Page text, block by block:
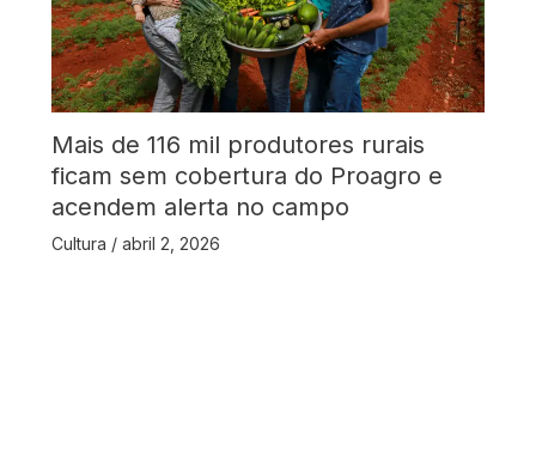
Mais de 116 mil produtores rurais
ficam sem cobertura do Proagro e
acendem alerta no campo
Cultura / abril 2, 2026